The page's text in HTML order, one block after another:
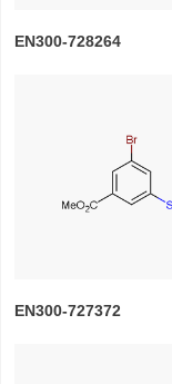
EN300-728264
EN300-727372